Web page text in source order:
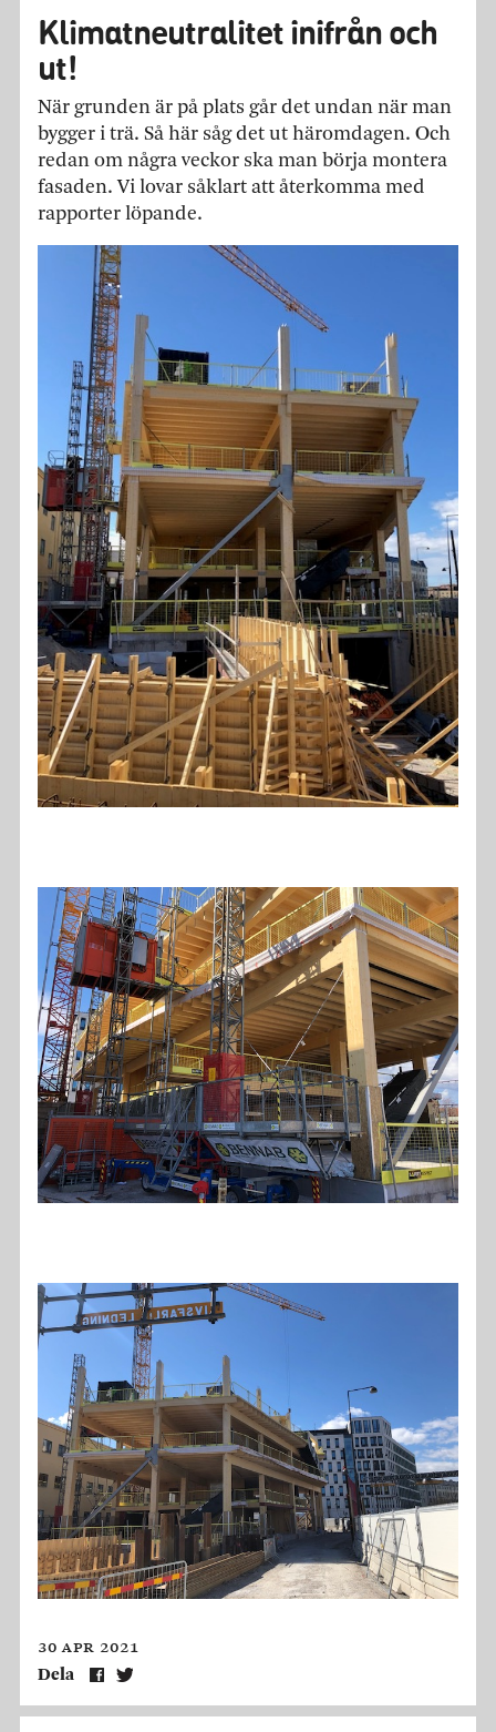
Klimatneutralitet inifrån och
ut!
När grunden är på plats går det undan när man
bygger i trä. Så här såg det ut häromdagen. Och
redan om några veckor ska man börja montera
fasaden. Vi lovar såklart att återkomma med
rapporter löpande.
30 apr 2021
Dela